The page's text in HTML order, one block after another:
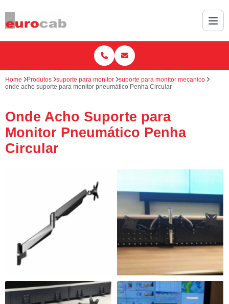
Home Produtos suporte para monitor
suporte para monitor mecanico
onde acho suporte para monitor pneumático Penha Circular
Onde Acho Suporte para
Monitor Pneumático Penha
Circular